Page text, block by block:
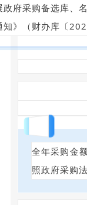
政府采购备选库、
知》（财办库〔
全年采购金
照政府采购